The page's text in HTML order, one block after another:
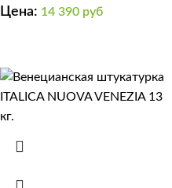
TRAVERTINO 1000
Цена: 14 390 руб